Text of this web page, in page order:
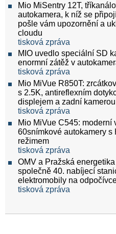
Mio MiSentry 12T,
autokamera, k níž se
pošle vám upozornění a
cloudu
tisková zpráva
MIO uvedlo speciální SD
enormní zátěž v
tisková zpráva
Mio MiVue R850T:
s 2.5K, antireflexním
displejem a zadní kamerou
tisková zpráva
Mio MiVue C545: moderní
60snímkové autokamery s
režimem
tisková zpráva
OMV a Pražská
společně 40. nabíjecí
elektromobily na
tisková zpráva